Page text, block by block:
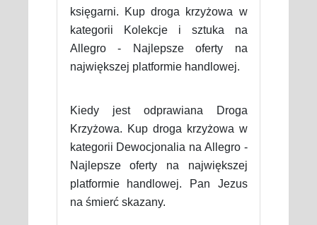
księgarni. Kup droga krzyżowa w
kategorii Kolekcje i sztuka na
Allegro - Najlepsze oferty na
największej platformie handlowej.
Kiedy jest odprawiana Droga
Krzyżowa. Kup droga krzyżowa w
kategorii Dewocjonalia na Allegro -
Najlepsze oferty na największej
platformie handlowej. Pan Jezus
na śmierć skazany.